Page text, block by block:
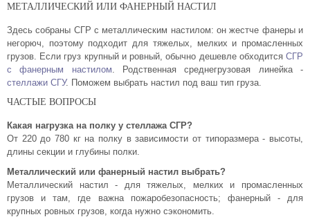
МЕТАЛЛИЧЕСКИЙ ИЛИ ФАНЕРНЫЙ НАСТИЛ
Здесь собраны СГР с металлическим настилом: он жестче фанеры и
негорюч, поэтому подходит для тяжелых, мелких и промасленных
грузов. Если груз крупный и ровный, обычно дешевле обходится СГР
с фанерным настилом . Родственная среднегрузовая линейка -
стеллажи СГУ. Поможем выбрать настил под ваш тип груза.
ЧАСТЫЕ ВОПРОСЫ
Какая нагрузка на полку у стеллажа СГР?
От 220 до 780 кг на полку в зависимости от типоразмера - высоты,
длины секции и глубины полки.
Металлический или фанерный настил выбрать?
Металлический настил - для тяжелых, мелких и промасленных
грузов и там, где важна пожаробезопасность; фанерный - для
крупных ровных грузов, когда нужно сэкономить.